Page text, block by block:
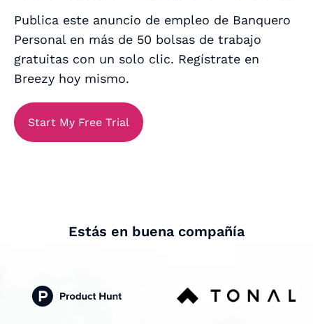
Publica este anuncio de empleo de Banquero
Personal en más de 50 bolsas de trabajo
gratuitas con un solo clic. Regístrate en
Breezy hoy mismo.
Start My Free Trial
Estás en buena compañía